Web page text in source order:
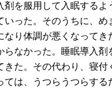
剤を服用して入眠するよ
いった。そのうちに、め
なり体調が悪くなってき
らなかった。睡眠導入剤
きた。その代わり、寝付
ては、うつらうつらする